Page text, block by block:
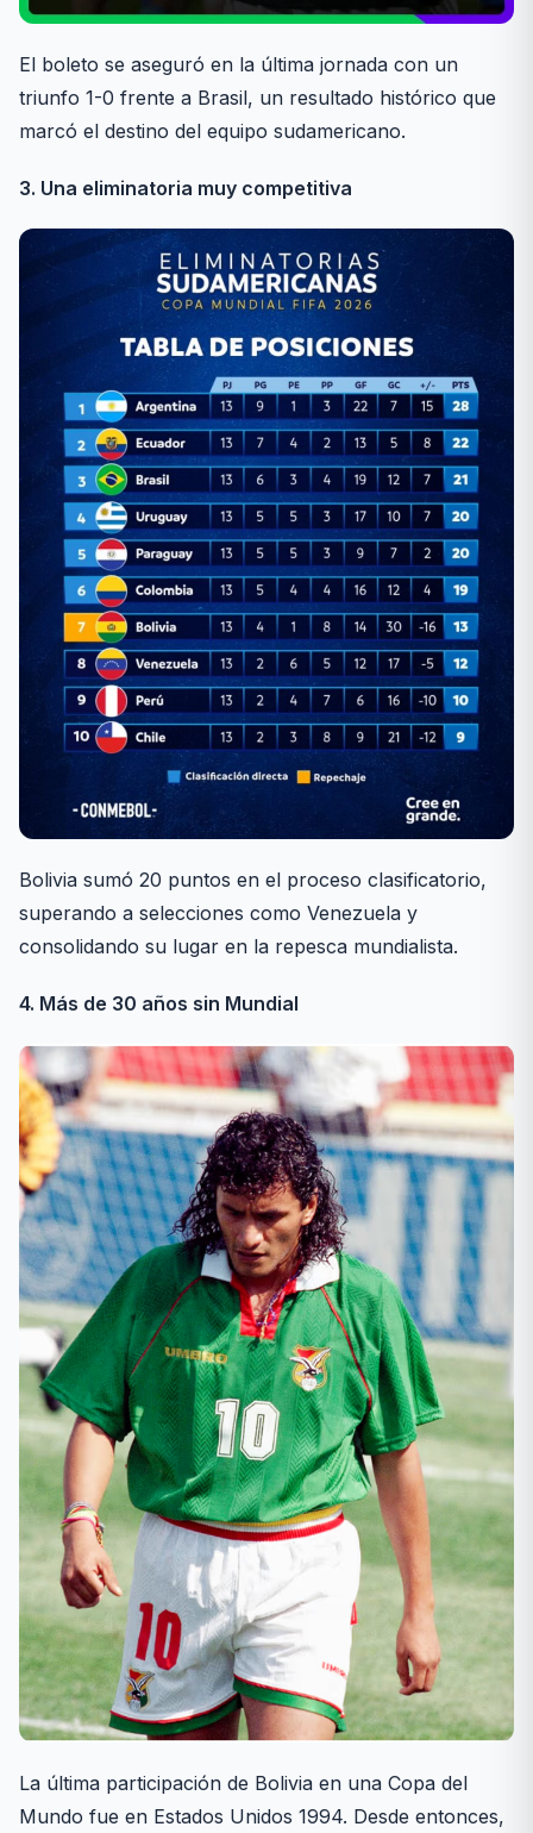
El boleto se aseguró en la última jornada con un
triunfo 1-0 frente a Brasil, un resultado histórico que
marcó el destino del equipo sudamericano.
3. Una eliminatoria muy competitiva
Bolivia sumó 20 puntos en el proceso clasificatorio,
superando a selecciones como Venezuela y
consolidando su lugar en la repesca mundialista.
4. Más de 30 años sin Mundial
La última participación de Bolivia en una Copa del
Mundo fue en Estados Unidos 1994. Desde entonces,